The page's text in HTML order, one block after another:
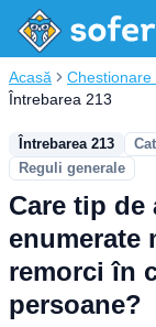
Acasă Chestionare
Întrebarea 213
Întrebarea 213
Reguli generale
Care tip
enumerate
remorci în
persoane?